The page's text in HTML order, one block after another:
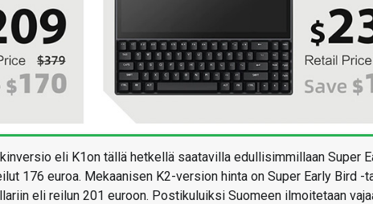
eli K1on tällä hetkellä saatavilla edullisimmillaan Super
176 euroa. Mekaanisen K2-version hinta on Super Early Bird -
eli reilun 201 euroon. Postikuluiksi Suomeen ilmoitetaan